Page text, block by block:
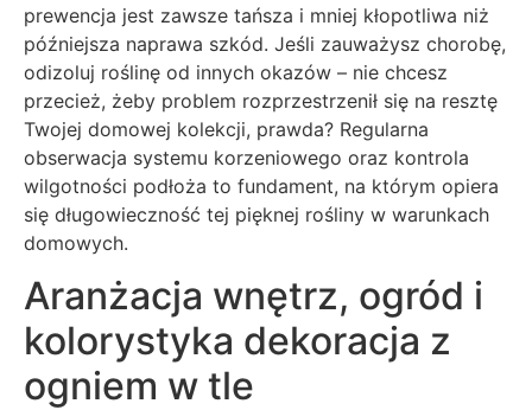
prewencja jest zawsze tańsza i mniej kłopotliwa niż
późniejsza naprawa szkód. Jeśli zauważysz chorobę,
odizoluj roślinę od innych okazów – nie chcesz
przecież, żeby problem rozprzestrzenił się na resztę
Twojej domowej kolekcji, prawda? Regularna
obserwacja systemu korzeniowego oraz kontrola
wilgotności podłoża to fundament, na którym opiera
się długowieczność tej pięknej rośliny w warunkach
domowych.
Aranżacja wnętrz, ogród i
kolorystyka dekoracja z
ogniem w tle